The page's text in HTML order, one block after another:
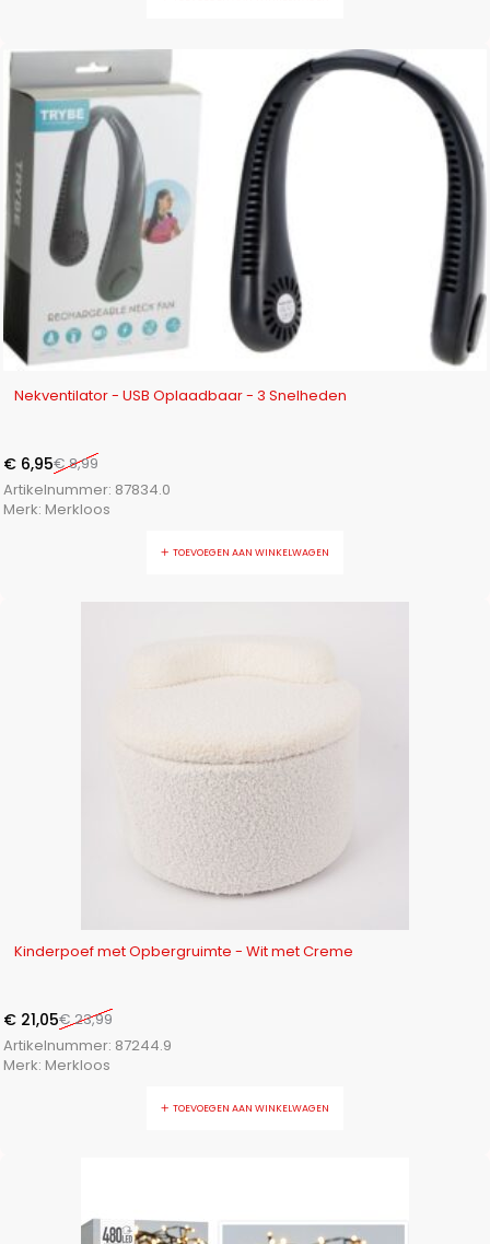
Nekventilator - USB Oplaadbaar - 3 Snelheden
€8,99
€ 6,95
Artikelnummer: 87834.0
Merk: Merkloos
TOEVOEGEN AAN WINKELWAGEN
Kinderpoef met Opbergruimte - Wit met Creme
€23,99
€ 21,05
Artikelnummer: 87244.9
Merk: Merkloos
TOEVOEGEN AAN WINKELWAGEN